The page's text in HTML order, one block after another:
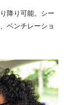
降り可能。シー
ベンチレーショ